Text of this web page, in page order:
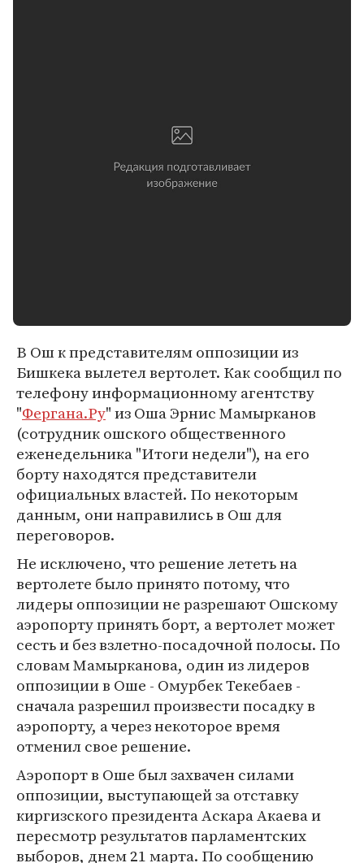
В Ош к представителям оппозиции из
Бишкека вылетел вертолет. Как сообщил по
телефону информационному агентству
"Фергана.Ру" из Оша Эрнис Мамырканов
(сотрудник ошского общественного
еженедельника "Итоги недели"), на его
борту находятся представители
официальных властей. По некоторым
данным, они направились в Ош для
переговоров.
Не исключено, что решение лететь на
вертолете было принято потому, что
лидеры оппозиции не разрешают Ошскому
аэропорту принять борт, а вертолет может
сесть и без взлетно-посадочной полосы. По
словам Мамырканова, один из лидеров
оппозиции в Оше - Омурбек Текебаев -
сначала разрешил произвести посадку в
аэропорту, а через некоторое время
отменил свое решение.
Аэропорт в Оше был захвачен силами
оппозиции, выступающей за отставку
киргизского президента Аскара Акаева и
пересмотр результатов парламентских
выборов, днем 21 марта. По сообщению